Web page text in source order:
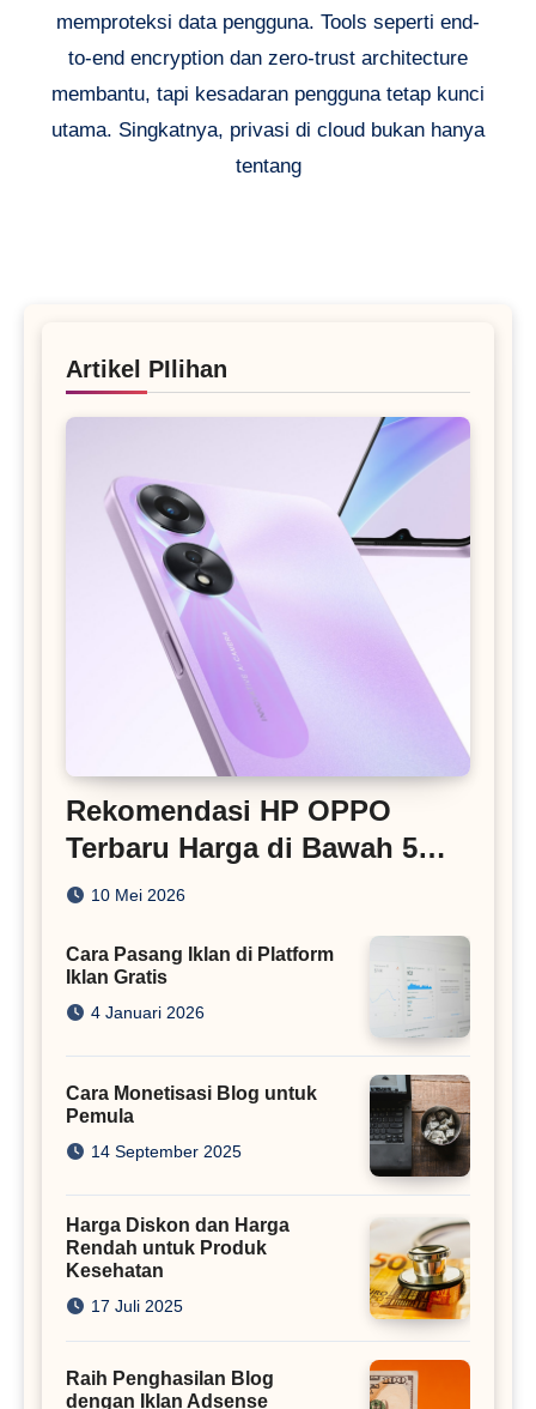
memproteksi data pengguna. Tools seperti end-
to-end encryption dan zero-trust architecture
membantu, tapi kesadaran pengguna tetap kunci
utama. Singkatnya, privasi di cloud bukan hanya
tentang
Artikel PIlihan
Rekomendasi HP OPPO
Terbaru Harga di Bawah 5
Juta
10 Mei 2026
Cara Pasang Iklan di Platform
Iklan Gratis
4 Januari 2026
Cara Monetisasi Blog untuk
Pemula
14 September 2025
Harga Diskon dan Harga
Rendah untuk Produk
Kesehatan
17 Juli 2025
Raih Penghasilan Blog
dengan Iklan Adsense